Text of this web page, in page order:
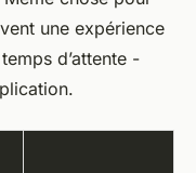
une expérience
d’attente -